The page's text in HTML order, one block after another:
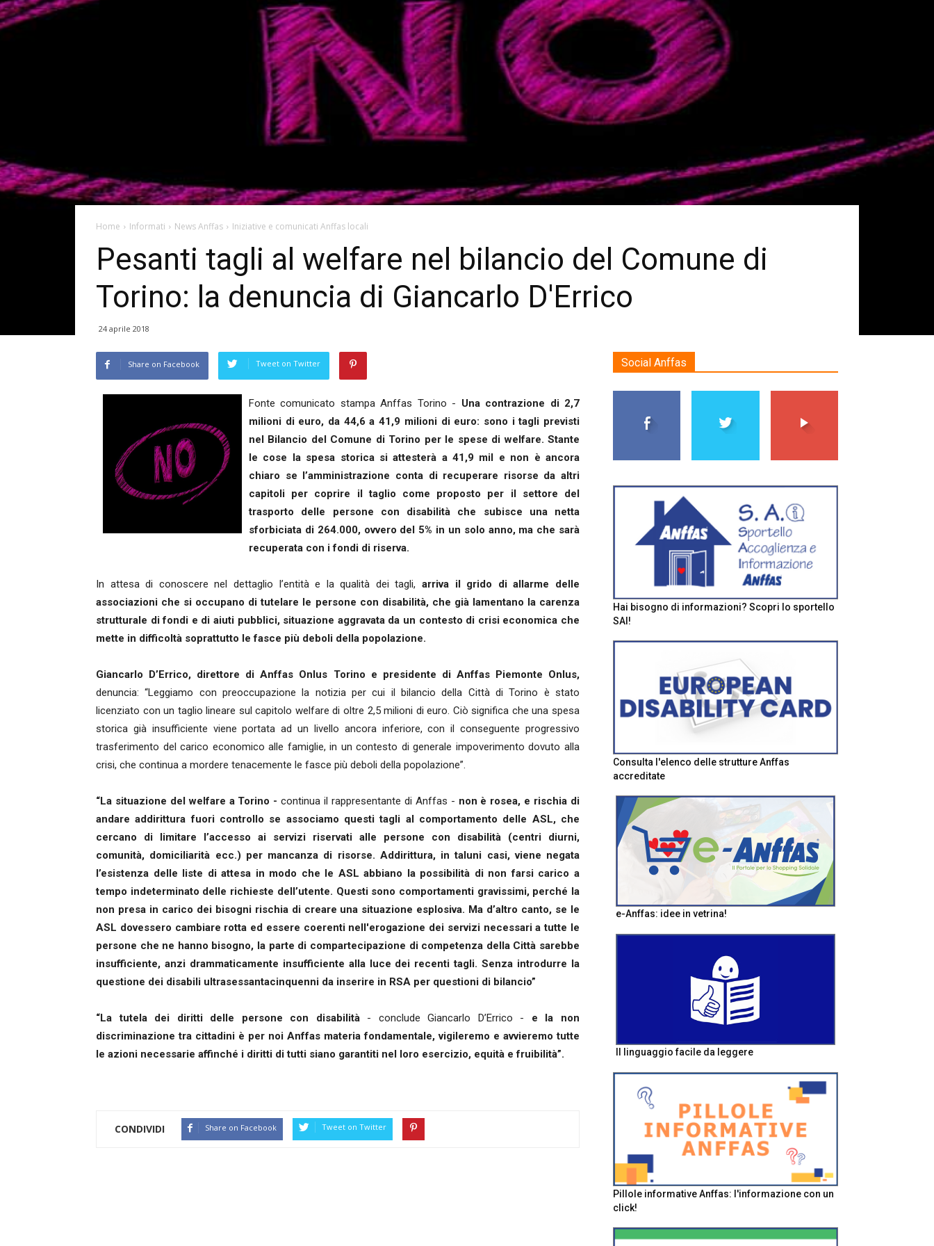
Home Informati News Anffas Iniziative e comunicati Anffas locali
Pesanti tagli al welfare nel bilancio del Comune di
Torino: la denuncia di Giancarlo D'Errico
24 aprile 2018
Share on Facebook Tweet on Twitter
Fonte comunicato stampa Anffas Torino - Una contrazione di 2,7
milioni di euro, da 44,6 a 41,9 milioni di euro: sono i tagli previsti
nel Bilancio del Comune di Torino per le spese di welfare. Stante
le cose la spesa storica si attesterà a 41,9 mil e non è ancora
chiaro se l’amministrazione conta di recuperare risorse da altri
capitoli per coprire il taglio come proposto per il settore del
trasporto delle persone con disabilità che subisce una netta
sforbiciata di 264.000, ovvero del 5% in un solo anno, ma che sarà
recuperata con i fondi di riserva.
In attesa di conoscere nel dettaglio l’entità e la qualità dei tagli,arriva il grido di allarme delle
associazioni che si occupano di tutelare le persone con disabilità, che già lamentano la carenza
strutturale di fondi e di aiuti pubblici, situazione aggravata da un contesto di crisi economica che
mette in difficoltà soprattutto le fasce più deboli della popolazione.
Giancarlo D’Errico, direttore di Anffas Onlus Torino e presidente di Anffas Piemonte Onlus,
denuncia: “Leggiamo con preoccupazione la notizia per cui il bilancio della Città di Torino è stato
licenziato con un taglio lineare sul capitolo welfare di oltre 2,5 milioni di euro. Ciò significa che una spesa
storica già insufficiente viene portata ad un livello ancora inferiore, con il conseguente progressivo
trasferimento del carico economico alle famiglie, in un contesto di generale impoverimento dovuto alla
crisi, che continua a mordere tenacemente le fasce più deboli della popolazione”.
“La situazione del welfare a Torino - continua il rappresentante di Anffas - non è rosea, e rischia di
andare addirittura fuori controllo se associamo questi tagli al comportamento delle ASL, che
cercano di limitare l’accesso ai servizi riservati alle persone con disabilità (centri diurni,
comunità, domiciliarità ecc.) per mancanza di risorse. Addirittura, in taluni casi, viene negata
l’esistenza delle liste di attesa in modo che le ASL abbiano la possibilità di non farsi carico a
tempo indeterminato delle richieste dell’utente. Questi sono comportamenti gravissimi, perché la
non presa in carico dei bisogni rischia di creare una situazione esplosiva. Ma d’altro canto, se le
ASL dovessero cambiare rotta ed essere coerenti nell'erogazione dei servizi necessari a tutte le
persone che ne hanno bisogno, la parte di compartecipazione di competenza della Città sarebbe
insufficiente, anzi drammaticamente insufficiente alla luce dei recenti tagli. Senza introdurre la
questione dei disabili ultrasessantacinquenni da inserire in RSA per questioni di bilancio”
“La tutela dei diritti delle persone con disabilità - conclude Giancarlo D’Errico - e la non
discriminazione tra cittadini è per noi Anffas materia fondamentale, vigileremo e avvieremo tutte
le azioni necessarie affinché i diritti di tutti siano garantiti nel loro esercizio, equità e fruibilità”.
CONDIVIDI Share on Facebook Tweet on Twitter
Social Anffas
Hai bisogno di informazioni? Scopri lo sportello
SAI!
Consulta l'elenco delle strutture Anffas
accreditate
e-Anffas: idee in vetrina!
Il linguaggio facile da leggere
Pillole informative Anffas: l'informazione con un
click!